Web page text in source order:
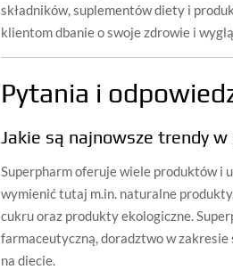
składników, suplementów diety i
klientom dbanie o swoje zdrowie i
Pytania i
Jakie są najnowsze trendy
Superpharm oferuje wiele produktów i
wymienić tutaj m.in. naturalne
cukru oraz produkty ekologiczne.
farmaceutyczną, doradztwo w
na diecie.